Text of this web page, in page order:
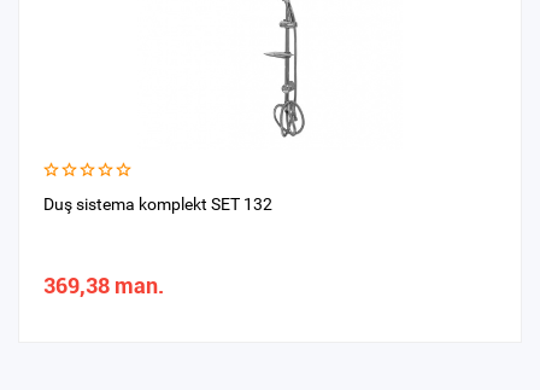
Duş sistema komplekt SET 132
369,38 man.